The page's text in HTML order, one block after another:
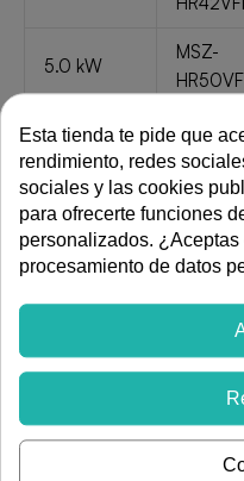
5.0 kW
MSZ-
6.1 kW
MSZ-
7.1 kW
MSZ-
2. Eficiencia
La gama MSZ-HR ofrece
estacional, cumpliendo
SEER (Ratio de
(Clase A++) en los
Esta tienda te pide que
rendimiento, redes
sociales y las cookies
para ofrecerte funciones
personalizados. ¿Aceptas
procesamiento de datos